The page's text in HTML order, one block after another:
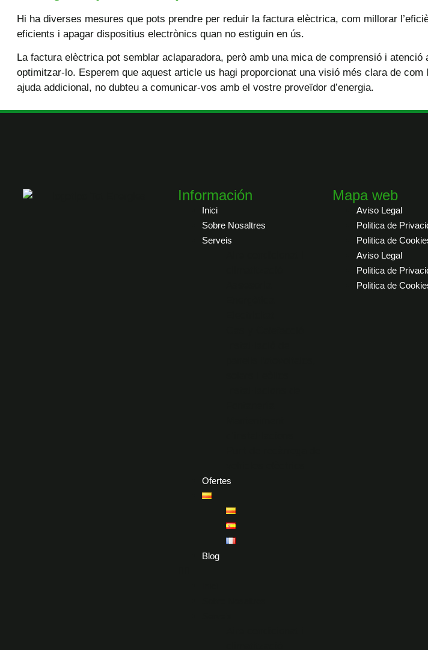
Hi ha diverses mesures que pots prendre per reduir la factura elèctrica, com millorar
eficients i apagar dispositius electrònics quan no estiguin en ús.
La factura elèctrica pot semblar aclaparadora, però amb una mica de comprensió i
optimitzar-lo. Esperem que aquest article us hagi proporcionat una visió més clara de
ajuda addicional, no dubteu a comunicar-vos amb el vostre proveïdor d’energia.
Información
Inici
Sobre Nosaltres
Serveis
Ofertes
Blog
Mapa web
Aviso Legal
Politica de
Politica de
Aviso Legal
Politica de
Politica de